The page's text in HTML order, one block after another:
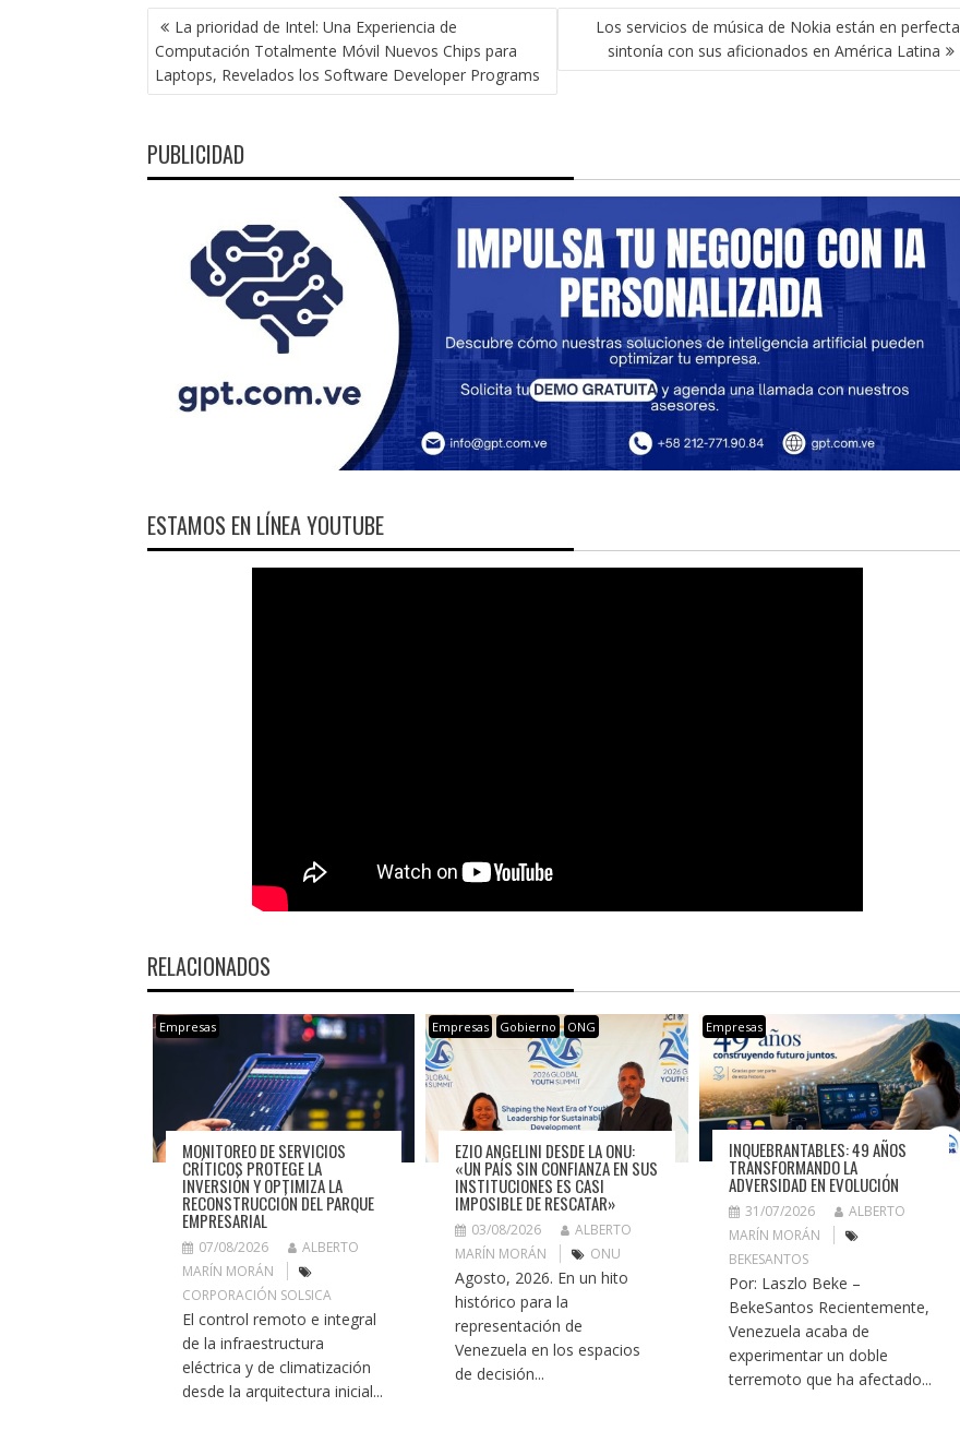
NAVEGACIÓN
DE
ENTRADAS
La prioridad de Intel: Una Experiencia de
Computación Totalmente Móvil Nuevos Chips para
Laptops, Revelados los Software Developer Programs
Los servicios de música de Nokia están en perfecta
sintonía con sus aficionados en América Latina
PUBLICIDAD
ESTAMOS EN LÍNEA YOUTUBE
RELACIONADOS
Empresas
MONITOREO DE SERVICIOS
CRÍTICOS PROTEGE LA
INVERSIÓN Y OPTIMIZA LA
RECONSTRUCCIÓN DEL PARQUE
EMPRESARIAL
07/08/2026
ALBERTO
MARÍN MORÁN
CORPORACIÓN SOLSICA
El control remoto e integral
de la infraestructura
eléctrica y de climatización
desde la arquitectura inicial...
Empresas Gobierno ONG
EZIO ANGELINI DESDE LA ONU:
«UN PAÍS SIN CONFIANZA EN SUS
INSTITUCIONES ES CASI
IMPOSIBLE DE RESCATAR»
03/08/2026
ALBERTO
MARÍN MORÁN
ONU
Agosto, 2026. En un hito
histórico para la
representación de
Venezuela en los espacios
de decisión...
Empresas
INQUEBRANTABLES: 49 AÑOS
TRANSFORMANDO LA
ADVERSIDAD EN EVOLUCIÓN
31/07/2026
ALBERTO
MARÍN MORÁN
BEKESANTOS
Por: Laszlo Beke –
BekeSantos Recientemente,
Venezuela acaba de
experimentar un doble
terremoto que ha afectado...